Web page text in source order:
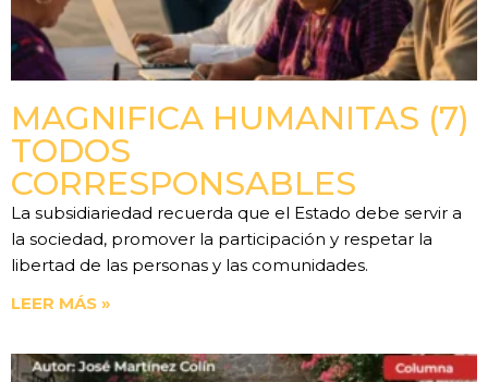
MAGNIFICA HUMANITAS (7)
TODOS
CORRESPONSABLES
La subsidiariedad recuerda que el Estado debe servir a
la sociedad, promover la participación y respetar la
libertad de las personas y las comunidades.
LEER MÁS »